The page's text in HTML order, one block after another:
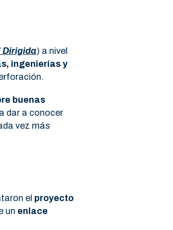
Dirigida) a nivel
ingenierías y
buenas
dar a conocer
vez más
el proyecto
un enlace